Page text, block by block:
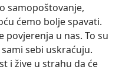
samopoštovanje,
ćemo bolje spavati.
povjerenja u nas. To su
sebi uskraćuju.
i žive u strahu da će